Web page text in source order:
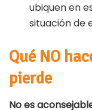
ubiquen en
situación de
Qué NO
pierde
No es